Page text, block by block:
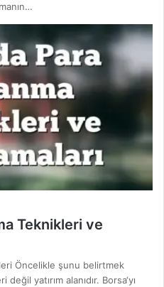
Teknikleri ve
Öncelikle şunu belirtmek
yatırım alanıdır. Borsa‘yı